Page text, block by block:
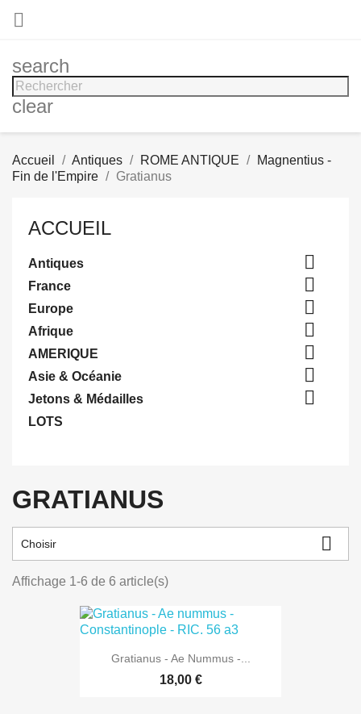

search
clear
Accueil Antiques ROME ANTIQUE
Magnentius -
Fin de l'Empire
Gratianus
ACCUEIL
Antiques 
France 
Europe 
Afrique 
AMERIQUE 
Asie & Océanie 
Jetons & Médailles 
LOTS
GRATIANUS
Choisir 
Affichage 1-6 de 6 article(s)
Gratianus - Ae Nummus -...
18,00 €